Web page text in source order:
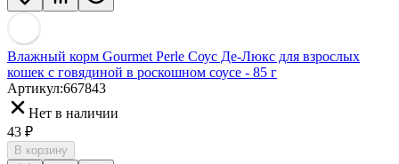
Влажный корм Gourmet Perle Соус Де-Люкс для взрослых
кошек с говядиной в роскошном соусе - 85 г
Артикул:667843
Нет в наличии
43 ₽
В корзину